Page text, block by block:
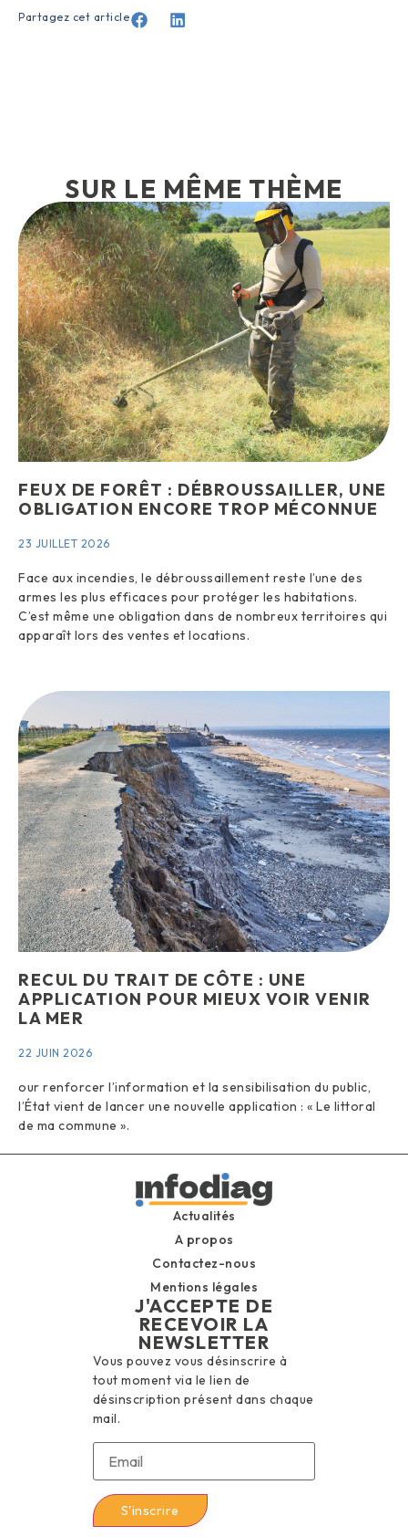
Partagez cet article
SUR LE MÊME THÈME
FEUX DE FORÊT : DÉBROUSSAILLER, UNE
OBLIGATION ENCORE TROP MÉCONNUE
23 JUILLET 2026
Face aux incendies, le débroussaillement reste l’une des
armes les plus efficaces pour protéger les habitations.
C’est même une obligation dans de nombreux territoires qui
apparaît lors des ventes et locations.
RECUL DU TRAIT DE CÔTE : UNE
APPLICATION POUR MIEUX VOIR VENIR
LA MER
22 JUIN 2026
our renforcer l’information et la sensibilisation du public,
l’État vient de lancer une nouvelle application : « Le littoral
de ma commune ».
Actualités
A propos
Contactez-nous
Mentions légales
J'ACCEPTE DE
RECEVOIR LA
NEWSLETTER
Vous pouvez vous désinscrire à
tout moment via le lien de
désinscription présent dans chaque
mail.